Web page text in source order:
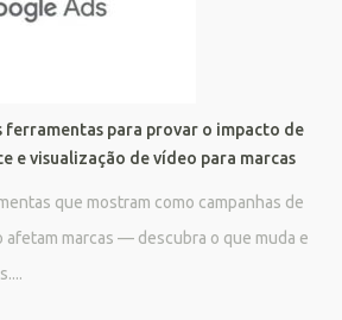
ferramentas para provar o impacto de
e visualização de vídeo para marcas
que mostram como campanhas de
afetam marcas — descubra o que muda e